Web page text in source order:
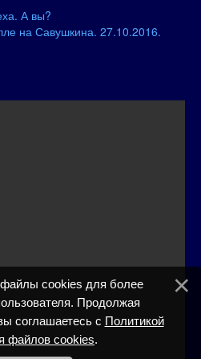
А вы?
на Савушкина. 27.10.2016.
файлы cookies для более
Продолжая
соглашаетесь с Политикой
файлов cookies.